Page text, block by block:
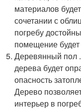
материалов
сочетании с
погребу
помещение
Деревянный пол
дерева будет
опасность
Дерево
интерьер в